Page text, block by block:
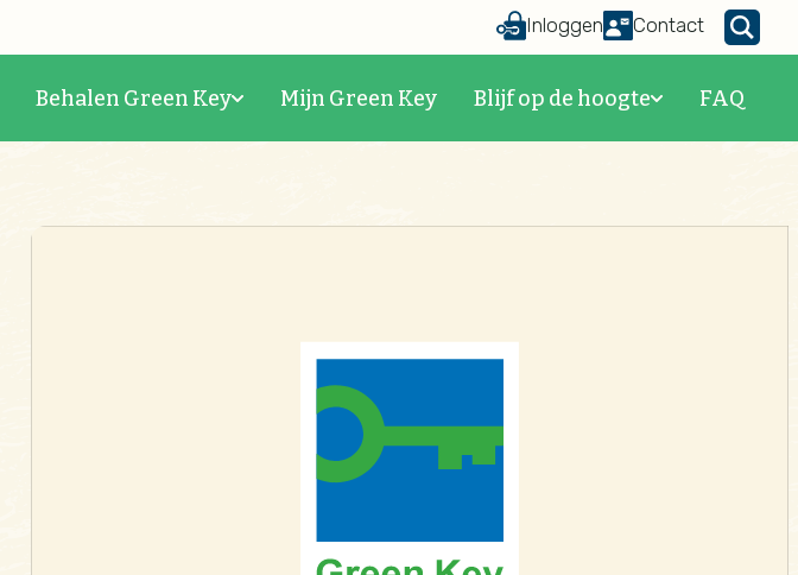
Inloggen Contact
Behalen Green Key Mijn Green Key Blijf op de hoogte FAQ